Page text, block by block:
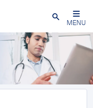
Schließen
MENU